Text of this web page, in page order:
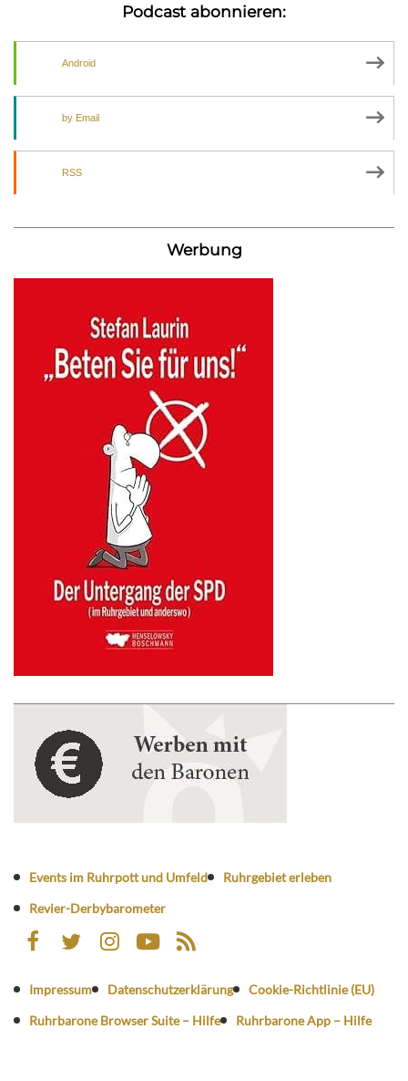
Podcast abonnieren:
Android
by Email
RSS
Werbung
Events im Ruhrpott und Umfeld
Ruhrgebiet erleben
Revier-Derbybarometer
Impressum Datenschutzerklärung
Cookie-Richtlinie (EU)
Ruhrbarone Browser Suite – Hilfe
Ruhrbarone App – Hilfe